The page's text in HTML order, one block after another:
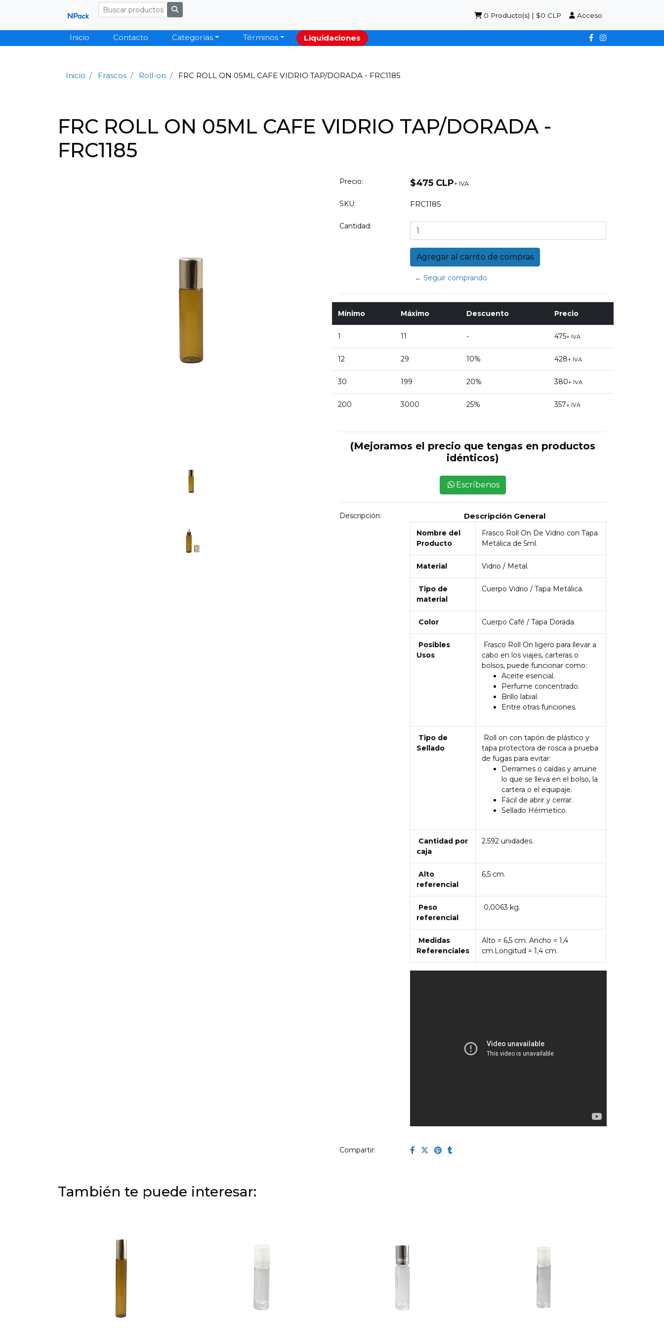
0 Producto(s) | $0 CLP Acceso
Inicio Contacto Categorías Términos Liquidaciones
Inicio Frascos Roll-on FRC ROLL ON 05ML CAFE VIDRIO TAP/DORADA - FRC1185
FRC ROLL ON 05ML CAFE VIDRIO TAP/DORADA -
FRC1185
Precio: $475 CLP+ IVA
SKU: FRC1185
Cantidad:
← Seguir comprando
Mínimo Máximo Descuento Precio
1 11 - 475+ IVA
12 29 10% 428+ IVA
30 199 20% 380+ IVA
200 3000 25% 357+ IVA
(Mejoramos el precio que tengas en productos
idénticos)
Escríbenos
Descripción: Descripción General
Nombre del
Producto
Frasco Roll On De Vidrio con Tapa
Metálica de 5ml.
Material Vidrio / Metal.
Tipo de
material
Cuerpo Vidrio / Tapa Metálica.
Color Cuerpo Café / Tapa Dorada.
Posibles
Usos
Frasco Roll On ligero para llevar a
cabo en los viajes, carteras o
bolsos, puede funcionar como:
Aceite esencial.
Perfume concentrado.
Brillo labial.
Entre otras funciones.
Tipo de
Sellado
Roll on con tapón de plástico y
tapa protectora de rosca a prueba
de fugas para evitar:
Derrames o caídas y arruine
lo que se lleva en el bolso, la
cartera o el equipaje.
Fácil de abrir y cerrar.
Sellado Hérmetico.
Cantidad por
caja
2.592 unidades.
Alto
referencial
6,5 cm.
Peso
referencial
0,0063 kg.
Medidas
Referenciales
Alto = 6,5 cm. Ancho = 1,4
cm.Longitud = 1,4 cm.
Compartir:
También te puede interesar: